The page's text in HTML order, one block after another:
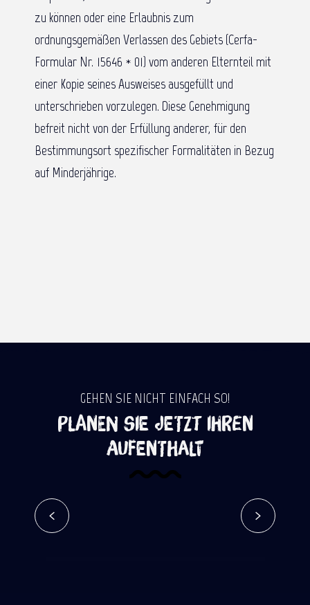
zu können oder eine Erlaubnis zum
ordnungsgemäßen Verlassen des Gebiets (Cerfa-
Formular Nr. 15646 * 01) vom anderen Elternteil mit
einer Kopie seines Ausweises ausgefüllt und
unterschrieben vorzulegen. Diese Genehmigung
befreit nicht von der Erfüllung anderer, für den
Bestimmungsort spezifischer Formalitäten in Bezug
auf Minderjährige.
GEHEN SIE NICHT EINFACH SO!
Planen Sie jetzt Ihren
Aufenthalt